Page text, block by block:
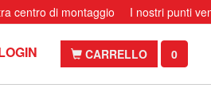
centro di montaggio I nostri punti
CARRELLO 0